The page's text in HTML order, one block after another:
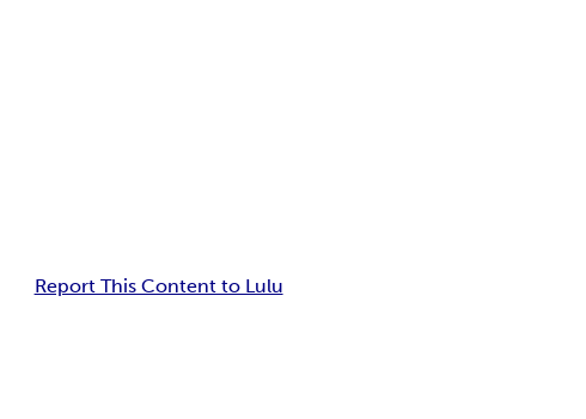
Report This Content to Lulu